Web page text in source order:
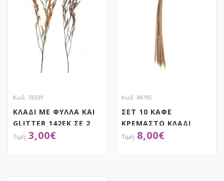
Κωδ. 78339
ΚΛΑΔΙ ΜΕ ΦΥΛΛΑ ΚΑΙ
GLITTER 142ΕΚ ΣΕ 2
ΧΡΩΜΑΤΑ
3,00€
Κωδ. 84705
ΣΕΤ 10 ΚΑΦΕ
ΚΡΕΜΑΣΤΟ ΚΛΑΔΙ
PAMPAS 115ΕΚ
8,00€